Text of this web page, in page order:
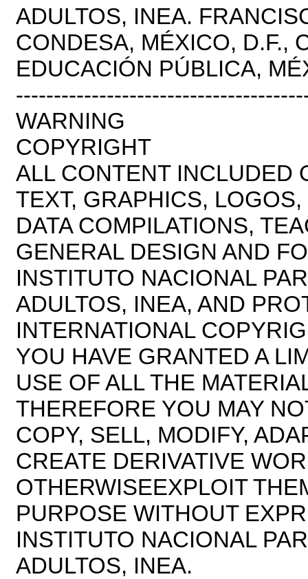
ADULTOS, INEA.
CONDESA, MÉXICO, D.F.,
EDUCACIÓN PÚBLICA,
WARNING
COPYRIGHT
ALL CONTENT INCLUDED
TEXT, GRAPHICS,
DATA COMPILATIONS,
GENERAL DESIGN AND
INSTITUTO NACIONAL
ADULTOS, INEA, AND
INTERNATIONAL
YOU HAVE GRANTED A
USE OF ALL THE
THEREFORE YOU MAY
COPY, SELL, MODIFY,
CREATE DERIVATIVE
OTHERWISEEXPLOIT
PURPOSE WITHOUT
INSTITUTO NACIONAL
ADULTOS, INEA.